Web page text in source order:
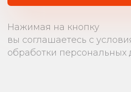
Нажимая на кнопку
вы соглашаетесь с
обработки персональных